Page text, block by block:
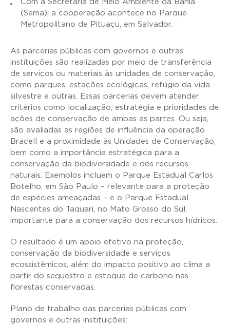
Com a Secretaria de Meio Ambiente da Bahia
(Sema), a cooperação acontece no Parque
Metropolitano de Pituaçu, em Salvador.
As parcerias públicas com governos e outras
instituições são realizadas por meio de transferência
de serviços ou materiais às unidades de conservação,
como parques, estações ecológicas, refúgio da vida
silvestre e outras. Essas parcerias devem atender
critérios como localização, estratégia e prioridades de
ações de conservação de ambas as partes. Ou seja,
são avaliadas as regiões de influência da operação
Bracell e a proximidade às Unidades de Conservação,
bem como a importância estratégica para a
conservação da biodiversidade e dos recursos
naturais. Exemplos incluem o Parque Estadual Carlos
Botelho, em São Paulo – relevante para a proteção
de espécies ameaçadas – e o Parque Estadual
Nascentes do Taquari, no Mato Grosso do Sul,
importante para a conservação dos recursos hídricos.
O resultado é um apoio efetivo na proteção,
conservação da biodiversidade e serviços
ecossistêmicos, além do impacto positivo ao clima a
partir do sequestro e estoque de carbono nas
florestas conservadas.
Plano de trabalho das parcerias públicas com
governos e outras instituições: